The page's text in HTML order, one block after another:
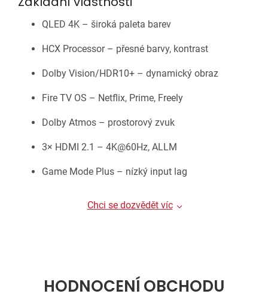
QLED 4K – široká paleta barev
HCX Processor – přesné barvy, kontrast
Dolby Vision/HDR10+ – dynamický obraz
Fire TV OS – Netflix, Prime, Freely
Dolby Atmos – prostorový zvuk
3× HDMI 2.1 – 4K@60Hz, ALLM
Game Mode Plus – nízký input lag
Chci se dozvědět víc
HODNOCENÍ OBCHODU